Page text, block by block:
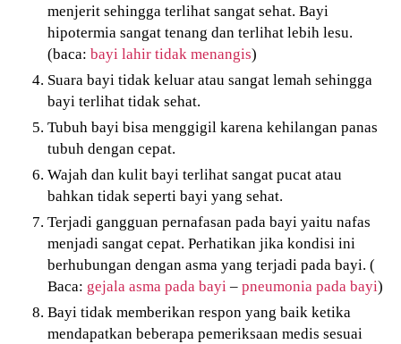
menjerit sehingga terlihat sangat sehat. Bayi
hipotermia sangat tenang dan terlihat lebih lesu.
(baca:bayi lahir tidak menangis)
Suara bayi tidak keluar atau sangat lemah sehingga
bayi terlihat tidak sehat.
Tubuh bayi bisa menggigil karena kehilangan panas
tubuh dengan cepat.
Wajah dan kulit bayi terlihat sangat pucat atau
bahkan tidak seperti bayi yang sehat.
Terjadi gangguan pernafasan pada bayi yaitu nafas
menjadi sangat cepat. Perhatikan jika kondisi ini
berhubungan dengan asma yang terjadi pada bayi. (
Baca: gejala asma pada bayi –pneumonia pada bayi)
Bayi tidak memberikan respon yang baik ketika
mendapatkan beberapa pemeriksaan medis sesuai